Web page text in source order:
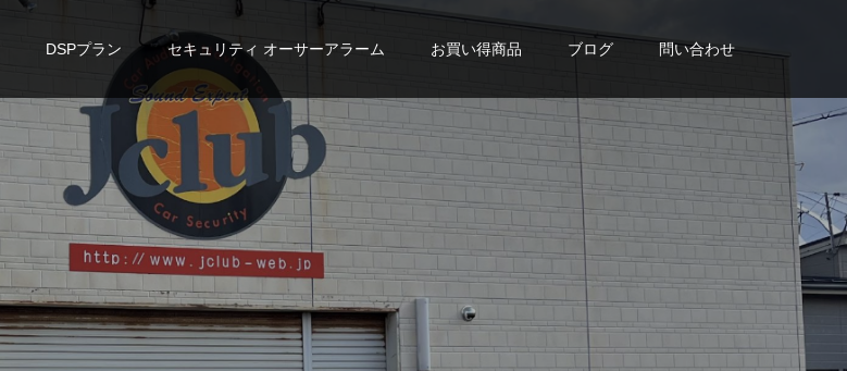
DSPプラン セキュリティ オーサーアラーム お買い得商品 ブログ 問い合わせ